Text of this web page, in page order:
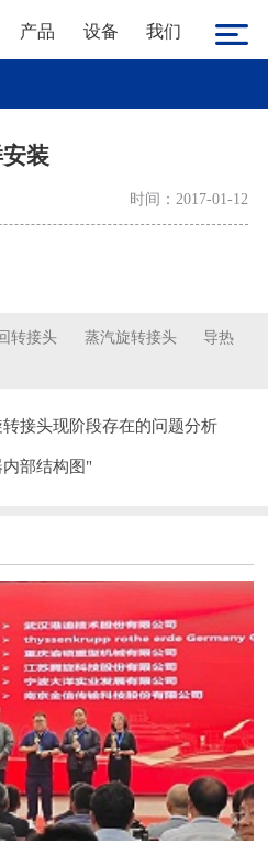
产品 设备 我们
装
时间：2017-01-12
转接头 蒸汽旋转接头
导热
接头现阶段存在的问题分析
部结构图"